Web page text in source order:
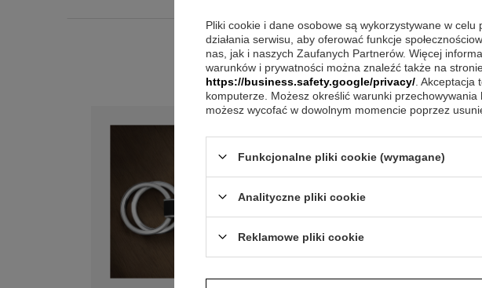
Pliki cookie i dane osobowe są wykorzystywane w
działania serwisu, aby oferować funkcje
nas, jak i naszych Zaufanych Partnerów. Więcej
warunków i prywatności można znaleźć także na
https://business.safety.google/privacy/ .
komputerze. Możesz określić warunki
możesz wycofać w dowolnym momencie poprzez
Funkcjonalne pliki cookie (wymagane)
Analityczne pliki cookie
Reklamowe pliki cookie